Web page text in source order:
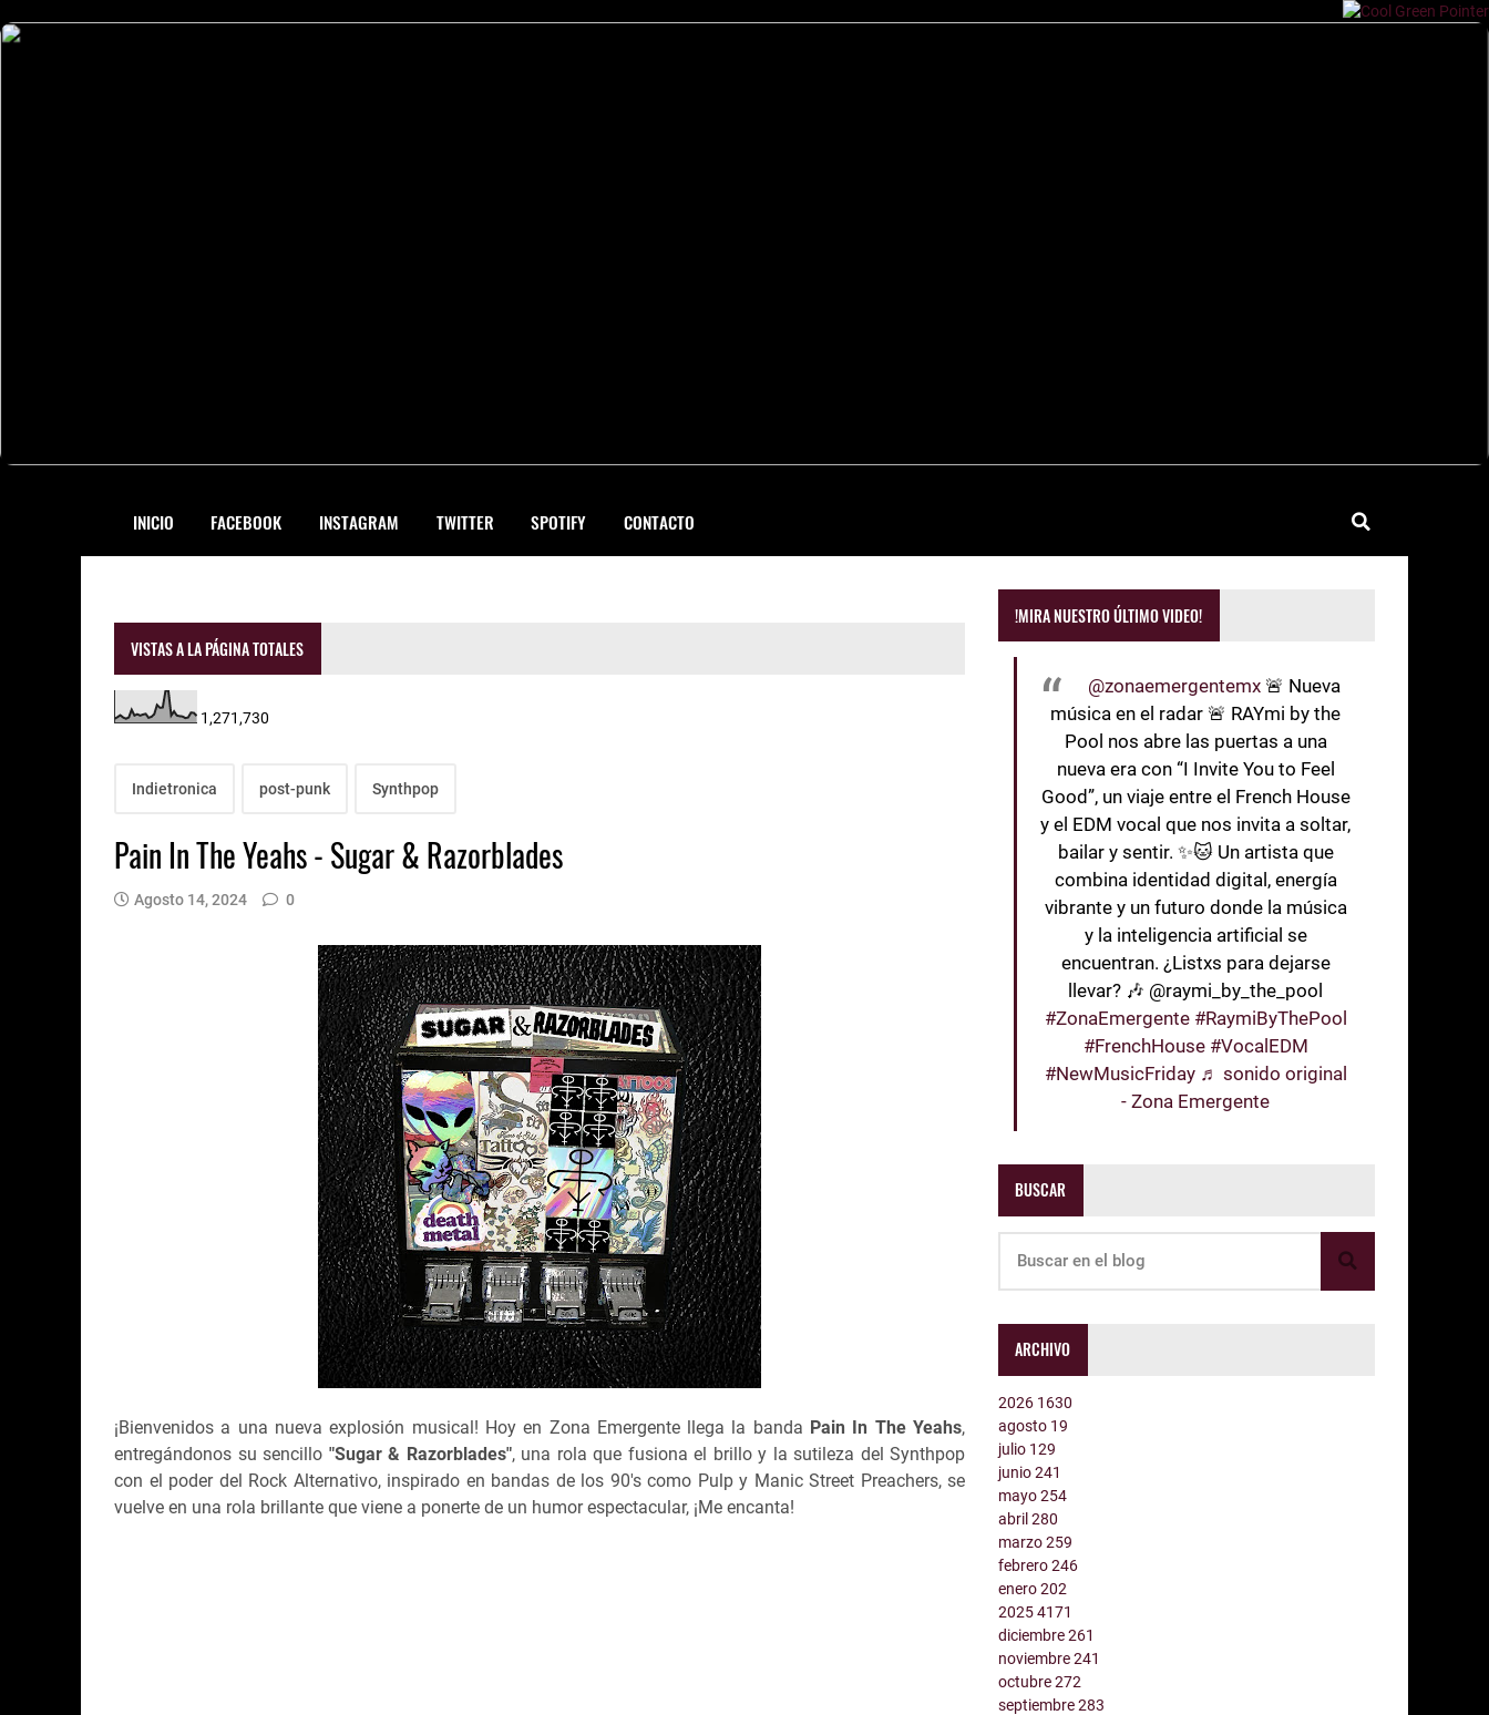
INICIO FACEBOOK INSTAGRAM TWITTER SPOTIFY CONTACTO
VISTAS A LA PÁGINA TOTALES
1,271,730
Indietronica post-punk Synthpop
Pain In The Yeahs - Sugar & Razorblades
Agosto 14, 2024 0
¡Bienvenidos a una nueva explosión musical! Hoy en Zona Emergente llega la banda Pain In The Yeahs,
entregándonos su sencillo "Sugar & Razorblades", una rola que fusiona el brillo y la sutileza del Synthpop
con el poder del Rock Alternativo, inspirado en bandas de los 90's como Pulp y Manic Street Preachers, se
vuelve en una rola brillante que viene a ponerte de un humor espectacular, ¡Me encanta!
!MIRA NUESTRO ÚLTIMO VIDEO!
@zonaemergentemx 🚨 Nueva
música en el radar 🚨 RAYmi by the
Pool nos abre las puertas a una
nueva era con “I Invite You to Feel
Good”, un viaje entre el French House
y el EDM vocal que nos invita a soltar,
bailar y sentir. ✨🐱 Un artista que
combina identidad digital, energía
vibrante y un futuro donde la música
y la inteligencia artificial se
encuentran. ¿Listxs para dejarse
llevar? 🎶 @raymi_by_the_pool
#ZonaEmergente #RaymiByThePool
#FrenchHouse #VocalEDM
#NewMusicFriday ♬ sonido original
- Zona Emergente
BUSCAR
ARCHIVO
2026 1630
agosto 19
julio 129
junio241
mayo254
abril280
marzo259
febrero246
enero202
20254171
diciembre261
noviembre241
octubre272
septiembre283